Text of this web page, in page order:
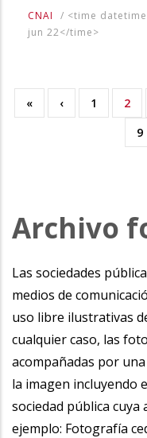
CNAI / <time
jun 22</time>
Pagination
First
«
Previous
‹ Orria
1 2
9
Archivo
Las sociedades
medios de
uso libre ilustrativas
cualquier caso, las
acompañadas por
la imagen incluyendo
sociedad pública
ejemplo: Fotografía